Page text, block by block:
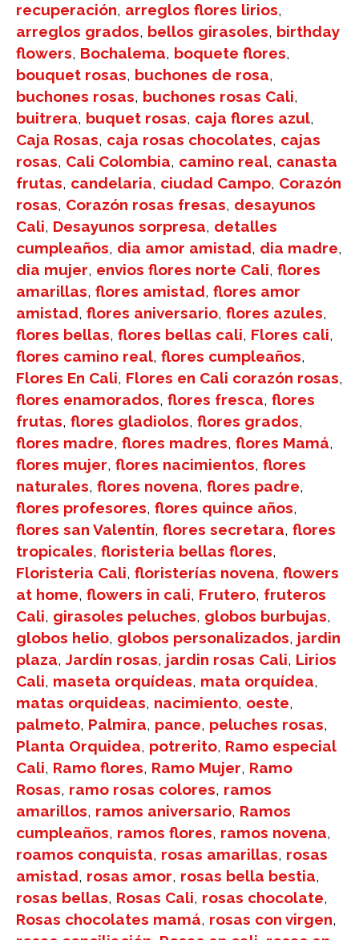
recuperación, arreglos flores lirios,
arreglos grados, bellos girasoles, birthday
flowers, Bochalema, boquete flores,
bouquet rosas, buchones de rosa,
buchones rosas, buchones rosas Cali,
buitrera, buquet rosas, caja flores azul,
Caja Rosas, caja rosas chocolates, cajas
rosas, Cali Colombia, camino real, canasta
frutas, candelaria, ciudad Campo, Corazón
rosas, Corazón rosas fresas, desayunos
Cali, Desayunos sorpresa, detalles
cumpleaños, dia amor amistad, dia madre,
dia mujer, envios flores norte Cali, flores
amarillas, flores amistad, flores amor
amistad, flores aniversario, flores azules,
flores bellas, flores bellas cali, Flores cali,
flores camino real, flores cumpleaños,
Flores En Cali, Flores en Cali corazón rosas,
flores enamorados, flores fresca, flores
frutas, flores gladiolos, flores grados,
flores madre, flores madres, flores Mamá,
flores mujer, flores nacimientos, flores
naturales, flores novena, flores padre,
flores profesores, flores quince años,
flores san Valentín, flores secretara, flores
tropicales, floristeria bellas flores,
Floristeria Cali, floristerías novena, flowers
at home, flowers in cali, Frutero, fruteros
Cali, girasoles peluches, globos burbujas,
globos helio, globos personalizados, jardin
plaza,Jardín rosas, jardin rosas Cali, Lirios
Cali, maseta orquídeas, mata orquídea,
matas orquideas, nacimiento, oeste,
palmeto, Palmira, pance, peluches rosas,
Planta Orquidea, potrerito, Ramo especial
Cali, Ramo flores, Ramo Mujer, Ramo
Rosas, ramo rosas colores, ramos
amarillos, ramos aniversario, Ramos
cumpleaños, ramos flores, ramos novena,
roamos conquista, rosas amarillas, rosas
amistad, rosas amor, rosas bella bestia,
rosas bellas, Rosas Cali, rosas chocolate,
Rosas chocolates mamá, rosas con virgen,